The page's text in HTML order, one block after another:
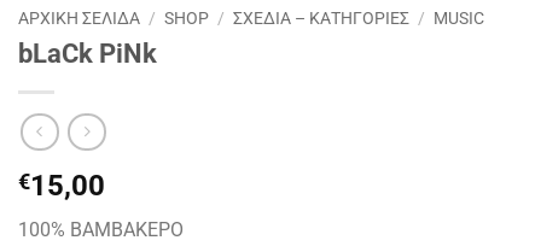
ΑΡΧΙΚΉ ΣΕΛΊΔΑ / SHOP / ΣΧΕΔΙΑ – ΚΑΤΗΓΟΡΙΕΣ / MUSIC
bLaCk PiNk
€15,00
100% ΒΑΜΒΑΚΕΡΟ